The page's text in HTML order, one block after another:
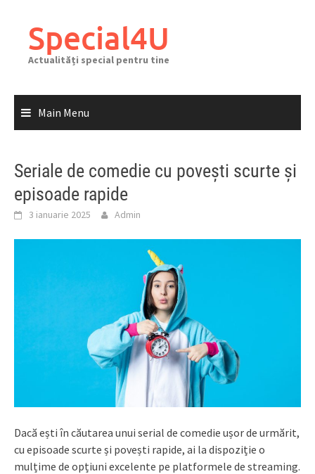
contentSpecial4U
Actualități special pentru tine
Main Menu
Seriale de comedie cu povești scurte și
episoade rapide
3 ianuarie 2025 Admin
Dacă ești în căutarea unui serial de comedie ușor de urmărit,
cu episoade scurte și povești rapide, ai la dispoziție o
mulțime de opțiuni excelente pe platformele de streaming.